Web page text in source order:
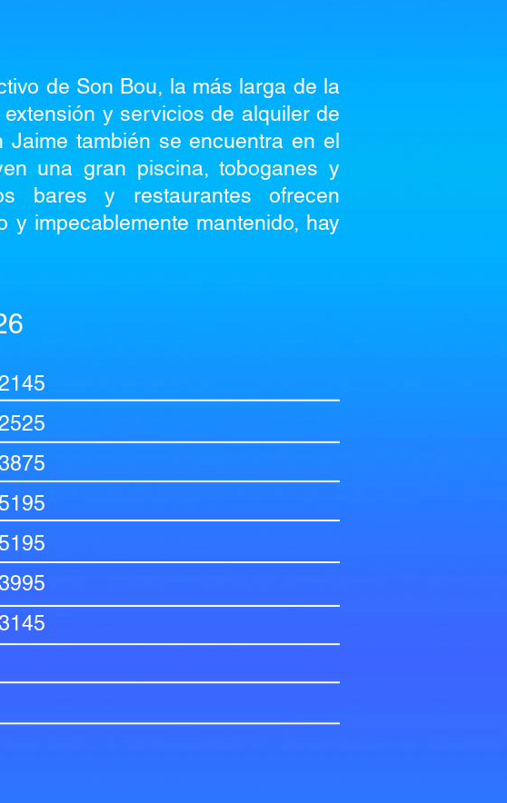
de Son Bou, la más larga de la
y servicios de alquiler de
Jaime también se encuentra en el
una gran piscina, toboganes y
bares y restaurantes ofrecen
impecablemente mantenido, hay